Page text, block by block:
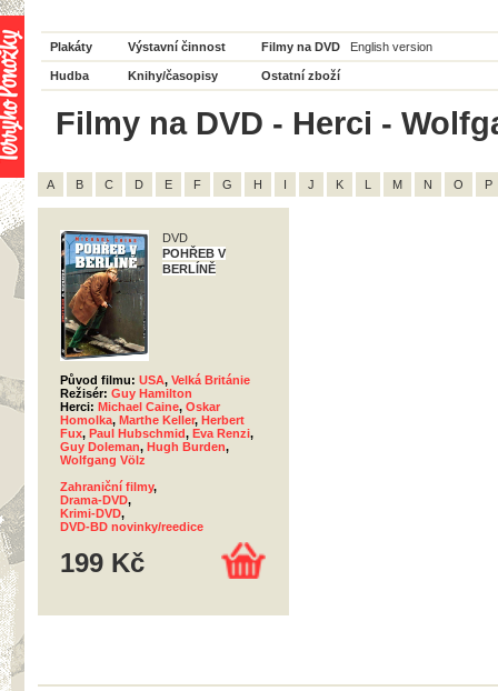
Plakáty Výstavní činnost Filmy na DVD English version
Hudba Knihy/časopisy Ostatní zboží
Filmy na DVD - Herci -
A B C D E F G H I J K L M N O P
DVD
POHŘEB V
BERLÍNĚ
Původ filmu: USA, Velká Británie
Režisér: Guy Hamilton
Herci: Michael Caine, Oskar
Homolka, Marthe Keller, Herbert
Fux, Paul Hubschmid, Eva Renzi,
Guy Doleman, Hugh Burden,
Wolfgang Völz
Zahraniční filmy,
Drama-DVD,
Krimi-DVD,
DVD-BD novinky/reedice
199 Kč